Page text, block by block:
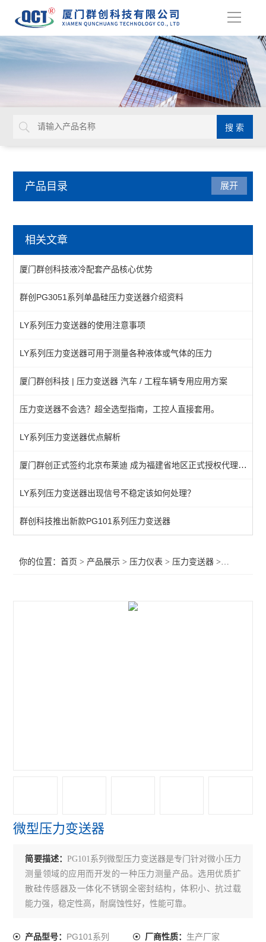
导
产品目录
压力表附件
普通压力表
防腐压力表
数显压力表
全不锈钢压力表
油表（耐震压力表）
压力变送器
压力控制器（压力开关）
查看全部 >>
展开
相关文章
厦门群创科技液冷配套产品核心优势
群创PG3051系列单晶硅压力变送器介绍资料
LY系列压力变送器的使用注意事项
LY系列压力变送器可用于测量各种液体或气体的压力
厦门群创科技 | 压力变送器 汽车 / 工程车辆专用应用方案
压力变送器不会选？超全选型指南，工控人直接套用。
LY系列压力变送器优点解析
厦门群创正式签约北京布莱迪 成为福建省地区正式授权代理机构
LY系列压力变送器出现信号不稳定该如何处理？
群创科技推出新款PG101系列压力变送器
你的位置：首页 > 产品展示 > 压力仪表 > 压力变送器 >微型压力变送器
微型压力变送器
简要描述： PG101系列微型压力变送器是专门针对微小压力
测量领域的应用而开发的一种压力测量产品。选用优质扩
散硅传感器及一体化不锈钢全密封结构，体积小、抗过载
能力强，稳定性高，耐腐蚀性好，性能可靠。
产品型号： PG101系列 厂商性质： 生产厂家